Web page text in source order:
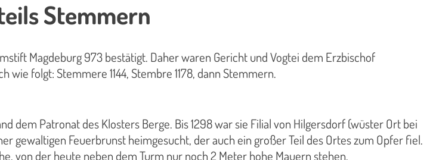
Stemmern
Magdeburg 973 bestätigt. Daher waren Gericht und Vogtei dem Erzbischof
folgt: Stemmere 1144, Stembre 1178, dann Stemmern.
dem Patronat des Klosters Berge. Bis 1298 war sie Filial von Hilgersdorf (wüster Ort bei
gewaltigen Feuerbrunst heimgesucht, der auch ein großer Teil des Ortes zum Opfer fiel.
von der heute neben dem Turm nur noch 2 Meter hohe Mauern stehen.